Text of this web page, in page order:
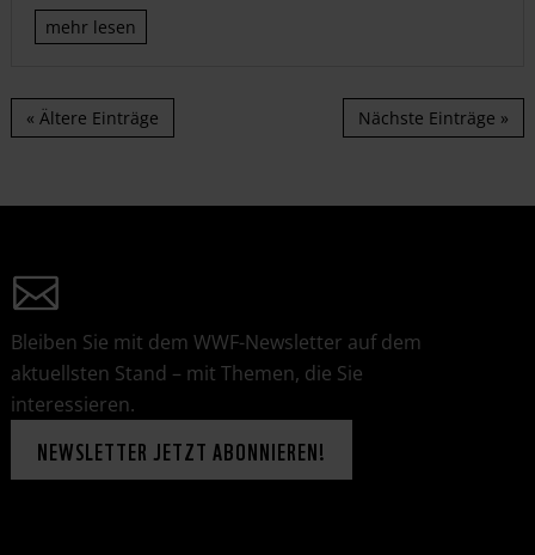
mehr lesen
« Ältere Einträge Nächste Einträge »
Bleiben Sie mit dem WWF-Newsletter auf dem
aktuellsten Stand – mit Themen, die Sie
interessieren.
NEWSLETTER JETZT ABONNIEREN!